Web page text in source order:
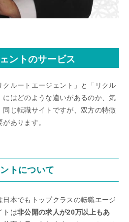
ントのサービス
ルートエージェント」と「リクル
はどのような違いがあるのか、気
じ転職サイトですが、双方の特徴
あります。
トについて
日本でもトップクラスの転職エージ
トは非公開の求人が20万以上もあ